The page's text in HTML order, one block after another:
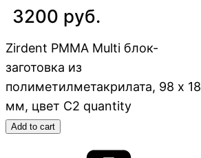
3200 руб.
Zirdent PMMA Multi блок-
заготовка из
полиметилметакрилата, 98 х 18
мм, цвет C2 quantity
Add to cart